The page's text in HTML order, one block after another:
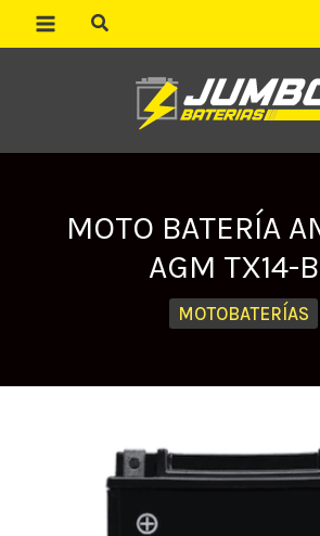
al
MOTO BATERÍA
AGM TX14-
MOTOBATERÍAS